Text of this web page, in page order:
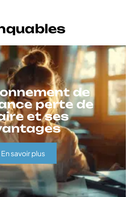
de
perte de
et ses
En savoir plus